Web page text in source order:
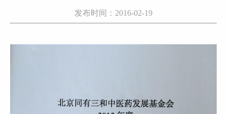
三和公益行
发布时间：2016-02-19